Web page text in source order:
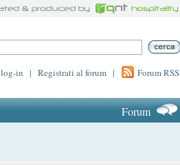
log-in | Registrati al forum | Forum RSS
Forum